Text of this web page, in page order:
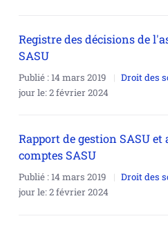
Registre des décisions de
SASU
Publié :14 mars 2019 Droit des
jour le:2 février 2024
Rapport de gestion SASU et
comptes SASU
Publié :14 mars 2019 Droit des
jour le:2 février 2024